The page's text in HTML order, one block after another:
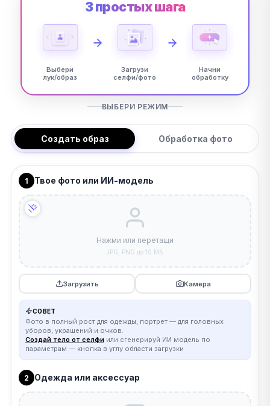
3 простых шага
Выбери
лук/образ
Загрузи
селфи/фото
Начни
обработку
ВЫБЕРИ РЕЖИМ
Создать образ Обработка фото
1 Твое фото или ИИ-модель
Нажми или перетащи
JPG, PNG до 10 МБ
Загрузить Камера
СОВЕТ
Фото в полный рост для одежды, портрет — для головных
уборов, украшений и очков.
Создай тело от селфи или сгенерируй ИИ модель по
параметрам — кнопка в углу области загрузки
2 Одежда или аксессуар